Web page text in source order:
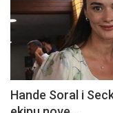
Hande Soral i